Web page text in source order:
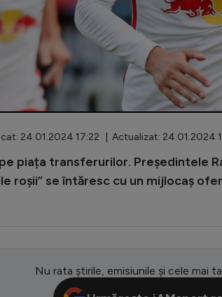
24.01.2024 17:22 | Actualizat: 24.01.2024
piața transferurilor. Președintele
roșii” se întăresc cu un mijlocaș
Nu rata știrile, emisiunile și cele mai